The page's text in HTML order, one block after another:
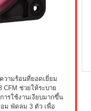
วามร้อนที่ยอดเยี่ยม
CFM ช่วยให้ระบาย
ารใช้งานเงียบมากขึ้น
อม พัดลม 3 ตัว เพื่อ